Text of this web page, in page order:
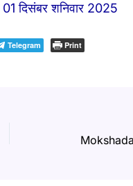
दिसंबर शनिवार 2025
Telegram Print